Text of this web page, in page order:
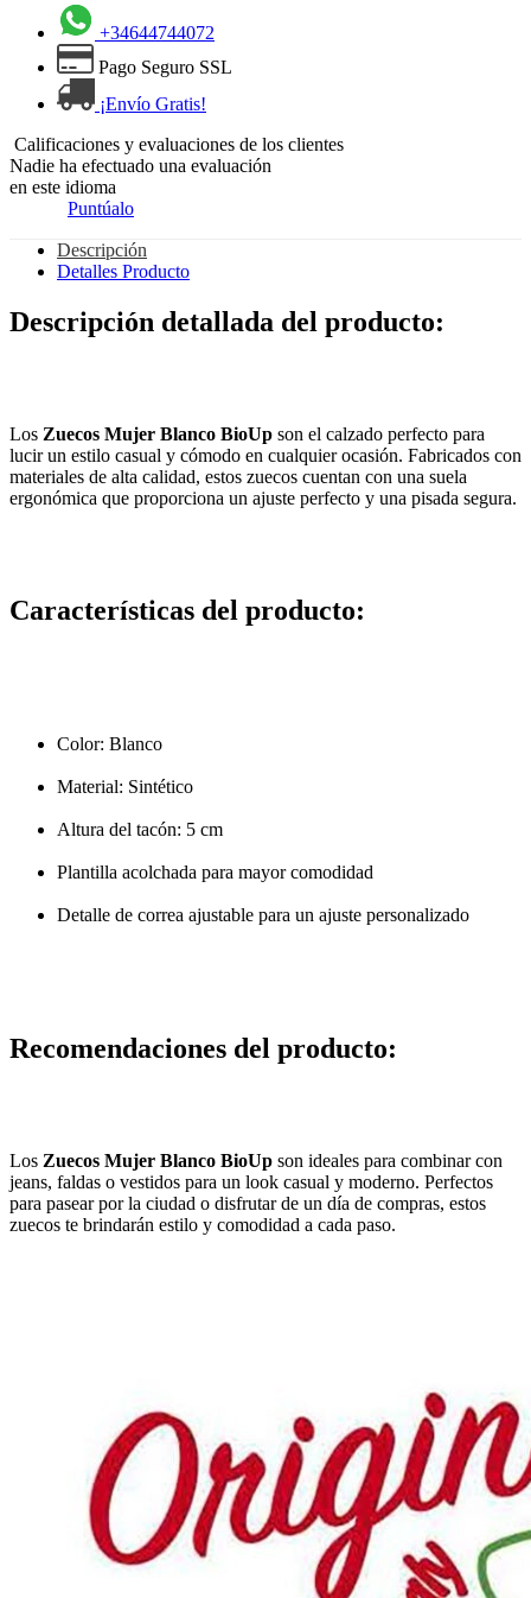
+34644744072
Pago Seguro SSL
¡Envío Gratis!
Calificaciones y evaluaciones de los clientes
Nadie ha efectuado una evaluación
en este idioma
Puntúalo
Descripción
Detalles Producto
Descripción detallada del producto:
Los Zuecos Mujer Blanco BioUp son el calzado perfecto para
lucir un estilo casual y cómodo en cualquier ocasión. Fabricados con
materiales de alta calidad, estos zuecos cuentan con una suela
ergonómica que proporciona un ajuste perfecto y una pisada segura.
Características del producto:
Color: Blanco
Material: Sintético
Altura del tacón: 5 cm
Plantilla acolchada para mayor comodidad
Detalle de correa ajustable para un ajuste personalizado
Recomendaciones del producto:
Los Zuecos Mujer Blanco BioUp son ideales para combinar con
jeans, faldas o vestidos para un look casual y moderno. Perfectos
para pasear por la ciudad o disfrutar de un día de compras, estos
zuecos te brindarán estilo y comodidad a cada paso.